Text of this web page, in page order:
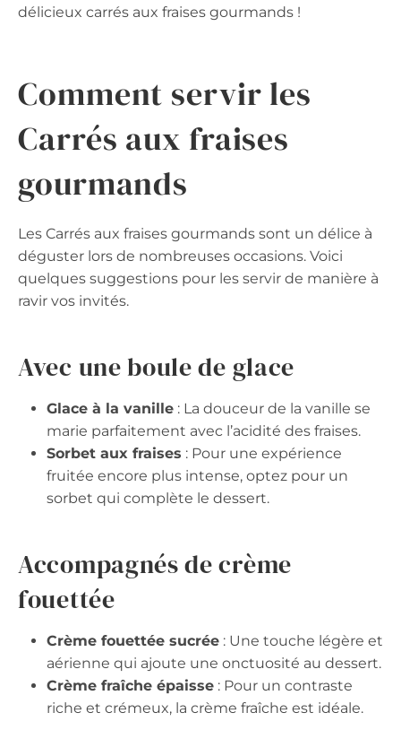
délicieux carrés aux fraises gourmands !
Comment servir les
Carrés aux fraises
gourmands
Les Carrés aux fraises gourmands sont un délice à
déguster lors de nombreuses occasions. Voici
quelques suggestions pour les servir de manière à
ravir vos invités.
Avec une boule de glace
Glace à la vanille : La douceur de la vanille se
marie parfaitement avec l’acidité des fraises.
Sorbet aux fraises : Pour une expérience
fruitée encore plus intense, optez pour un
sorbet qui complète le dessert.
Accompagnés de crème
fouettée
Crème fouettée sucrée : Une touche légère et
aérienne qui ajoute une onctuosité au dessert.
Crème fraîche épaisse : Pour un contraste
riche et crémeux, la crème fraîche est idéale.